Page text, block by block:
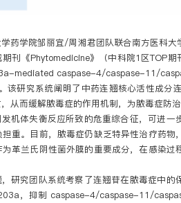
药学院邹丽宜/周湘君团队联合南方医科
刊《Phytomedicine》（中科院1区TOP
mediated caspase-4/caspase-11/
该研究系统阐明了中药连翘核心活性成
从而缓解脓毒症的作用机制，为脓毒症防
机体失衡反应所致的危重综合征，可进一
重。目前，脓毒症仍缺乏特异性治疗药
革兰氏阴性菌外膜的重要成分，在感染
研究团队系统考察了连翘苷在脓毒症中
，抑制 caspase-4/caspase-11/